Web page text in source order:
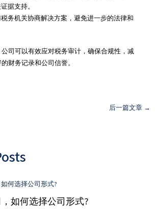
据支持。
务机关协商解决方案，避免进一步的法律和
司可以有效应对税务审计，确保合规性，减
财务记录和公司信誉。
后一篇文章 →
如何选择公司形式?